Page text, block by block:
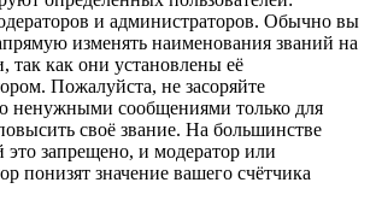
и администраторов. Обычно вы
изменять наименования званий на
так как они установлены её
Пожалуйста, не засоряйте
ненужными сообщениями только для
своё звание. На большинстве
это запрещено, и модератор или
понизят значение вашего счётчика